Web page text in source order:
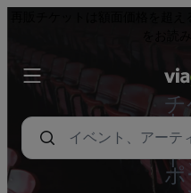
チ
ポ